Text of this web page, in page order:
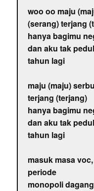
woo oo maju
(serang) terjang
hanya bagimu
dan aku tak
tahun lagi
maju (maju)
terjang (terjang)
hanya bagimu
dan aku tak
tahun lagi
masuk masa
periode
monopoli